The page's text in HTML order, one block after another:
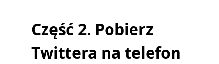
Część 2. Pobierz
Twittera na telefon